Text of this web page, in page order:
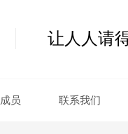
让人人请
员 联系我们